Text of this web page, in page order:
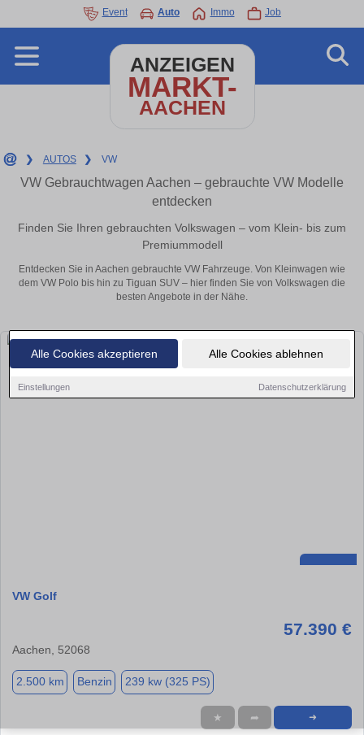
Alle Cookies akzeptieren Alle Cookies ablehnen
Einstellungen Datenschutzerklärung
Event Auto Immo Job
ANZEIGEN
MARKT-
AACHEN
❯ AUTOS ❯ VW
VW Gebrauchtwagen Aachen – gebrauchte VW Modelle
entdecken
Finden Sie Ihren gebrauchten Volkswagen – vom Klein- bis zum
Premiummodell
Entdecken Sie in Aachen gebrauchte VW Fahrzeuge. Von Kleinwagen wie
dem VW Polo bis hin zu Tiguan SUV – hier finden Sie von Volkswagen die
besten Angebote in der Nähe.
VW Golf
57.390 €
Aachen, 52068
2.500 km Benzin 239 kw (325 PS)
★ ➦ ➜